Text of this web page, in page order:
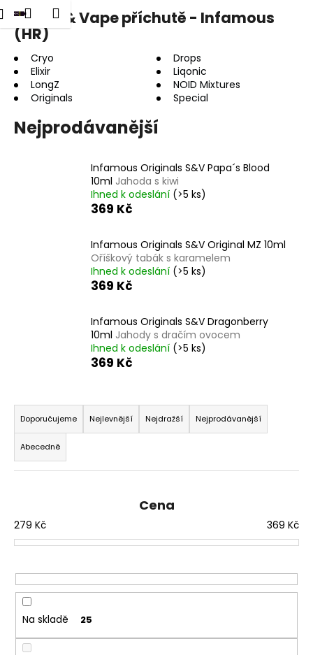
Přejít
na
obsah
Přihlášení
Nákupní
košík
Menu
Shake & Vape příchutě - Infamous
(HR)
Cryo
Drops
Elixir
Liqonic
LongZ
NOID Mixtures
Originals
Special
Nejprodávanější
Infamous Originals S&V Papa´s Blood
10ml Jahoda s kiwi
Ihned k odeslání (>5 ks)
369 Kč
Infamous Originals S&V Original MZ 10ml
Oříškový tabák s karamelem
Ihned k odeslání (>5 ks)
369 Kč
Infamous Originals S&V Dragonberry
10ml Jahody s dračím ovocem
Ihned k odeslání (>5 ks)
369 Kč
Ř
a
z
e
n
r
o
u
k
ů
Doporučujeme Nejlevnější Nejdražší Nejprodávanější
Abecedně
Cena
279 Kč 369 Kč
Na skladě 25
K
o Zpět
Zpět
C
o
o
?
HLEDAT
D
o
o
r
u
u